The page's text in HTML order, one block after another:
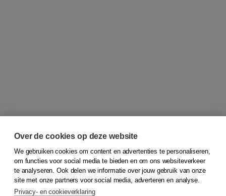
© 2026Koninklijke Boom uitgevers
Over de cookies op deze website
We gebruiken cookies om content en advertenties te personaliseren,
om functies voor social media te bieden en om ons websiteverkeer
te analyseren. Ook delen we informatie over jouw gebruik van onze
site met onze partners voor social media, adverteren en analyse.
Privacy- en cookieverklaring